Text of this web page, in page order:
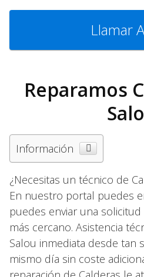
Llamar
Reparamos
Información
¿Necesitas un técnico de
En nuestro portal puedes
puedes enviar una
más cercano. Asistencia
Salou inmediata desde tan
mismo día sin coste